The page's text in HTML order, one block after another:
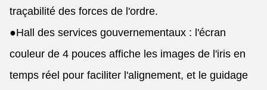
traçabilité des forces de l'ordre.
●Hall des services gouvernementaux : l'écran
couleur de 4 pouces affiche les images de l'iris en
temps réel pour faciliter l'alignement, et le guidage